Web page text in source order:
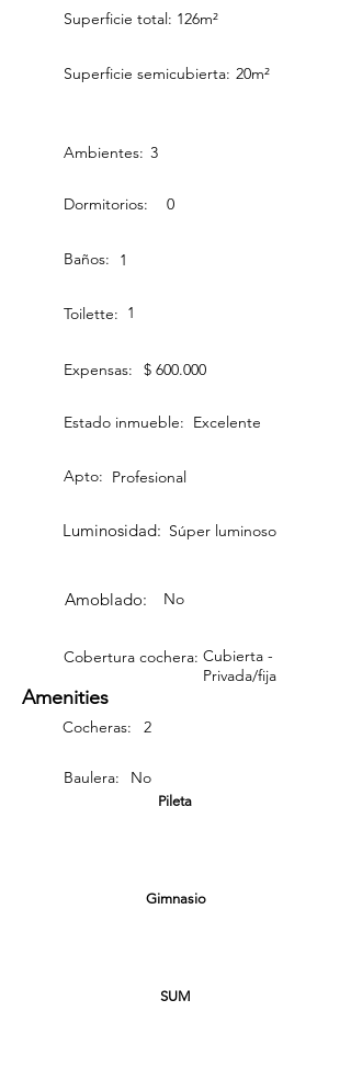
Superficie total: 126m²
Superficie semicubierta: 20m²
Ambientes: 3
Dormitorios: 0
Baños: 1
Toilette: 1
Expensas: $ 600.000
Estado inmueble: Excelente
Apto: Profesional
Luminosidad: Súper luminoso
Amoblado: No
Cobertura cochera: Cubierta -
Privada/fija
Cocheras: 2
Baulera: No
Amenities
Pileta
Gimnasio
SUM